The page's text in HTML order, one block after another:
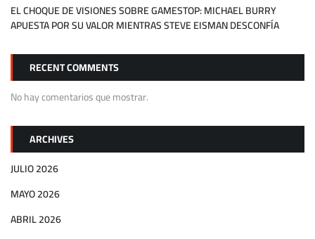
EL CHOQUE DE VISIONES SOBRE GAMESTOP: MICHAEL BURRY
APUESTA POR SU VALOR MIENTRAS STEVE EISMAN DESCONFÍA
RECENT COMMENTS
No hay comentarios que mostrar.
ARCHIVES
JULIO 2026
MAYO 2026
ABRIL 2026